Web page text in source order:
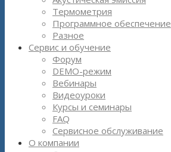
Термометрия
Программное обеспечение
Разное
Сервис и обучение
Форум
DEMO-режим
Вебинары
Видеоуроки
Курсы и семинары
FAQ
Сервисное обслуживание
О компании